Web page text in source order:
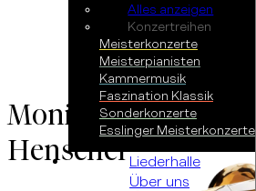
Alles anzeigen
Konzertreihen
Meisterkonzerte
Meisterpianisten
Kammermusik
Faszination Klassik
Sonderkonzerte
Esslinger Meisterkonzerte
Liederhalle
Über uns
Monika
Henschel